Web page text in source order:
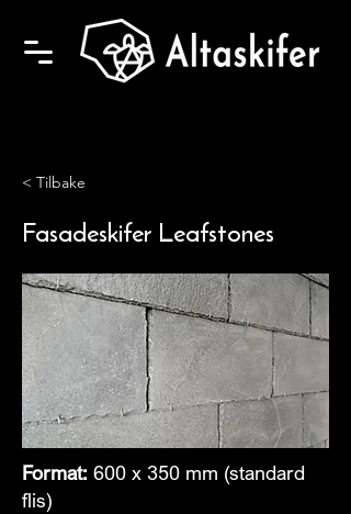
< Tilbake
Fasadeskifer Leafstones
Format: 600 x 350 mm (standard
flis)